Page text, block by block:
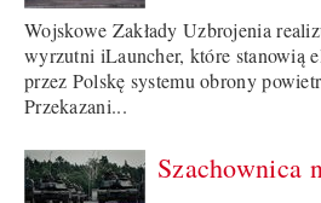
Wojskowe Zakłady Uzbrojenia
wyrzutni iLauncher, które stanowią
przez Polskę systemu obrony
Przekazani...
Szachownica